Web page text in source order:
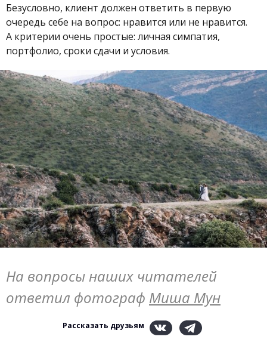
Безусловно, клиент должен ответить в первую
очередь себе на вопрос: нравится или не нравится.
А критерии очень простые: личная симпатия,
портфолио, сроки сдачи и условия.
На вопросы наших читателей
ответил фотограф Миша Мун
Рассказать друзьям